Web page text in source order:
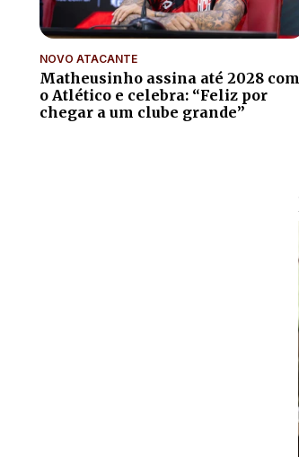
NOVO ATACANTE
Matheusinho assina até 2028 com
o Atlético e celebra: “Feliz por
chegar a um clube grande”